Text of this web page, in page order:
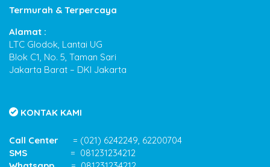
Termurah & Terpercaya
Alamat :
LTC Glodok, Lantai UG
Blok C1, No. 5, Taman Sari
Jakarta Barat – DKI Jakarta
KONTAK KAMI
Call Center = (021) 6242249, 62200704
SMS = 081231234212